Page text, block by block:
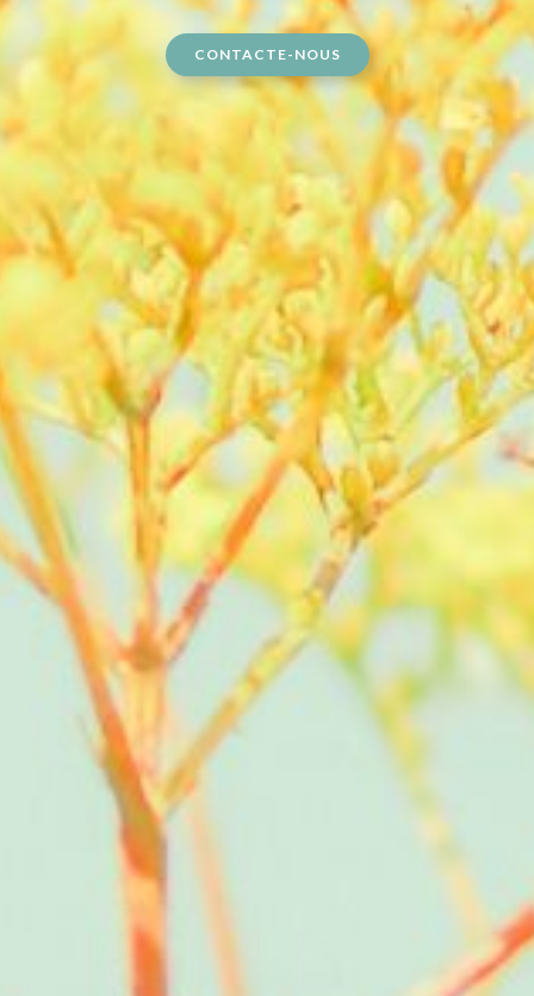
CONTACTE-NOUS